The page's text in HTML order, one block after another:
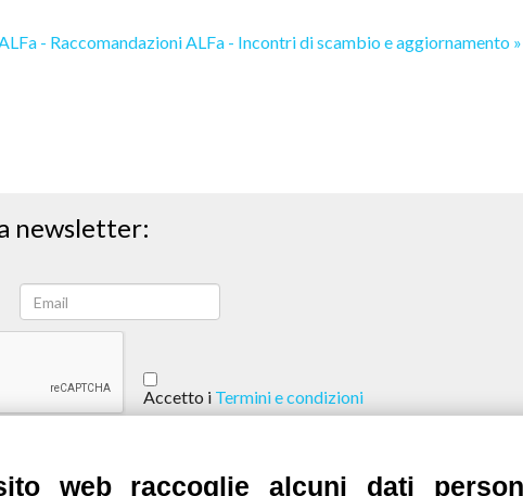
- RaccomandazioniALFa - Incontri di scambio e aggiornamento »
newsletter:
Accetto i Termini e condizioni
web raccoglie alcuni dati